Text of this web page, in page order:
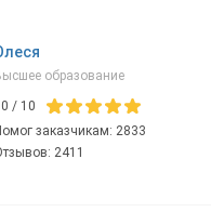
образование
/ 10
заказчикам: 2833
2411